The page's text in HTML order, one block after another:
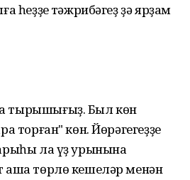
һеҙҙең тәжрибәгеҙ ҙә ярҙам
тырышығыҙ. Был көн
торған" көн. Йөрәгегеҙҙе
ла үҙ урынына
аша төрлө кешеләр менән